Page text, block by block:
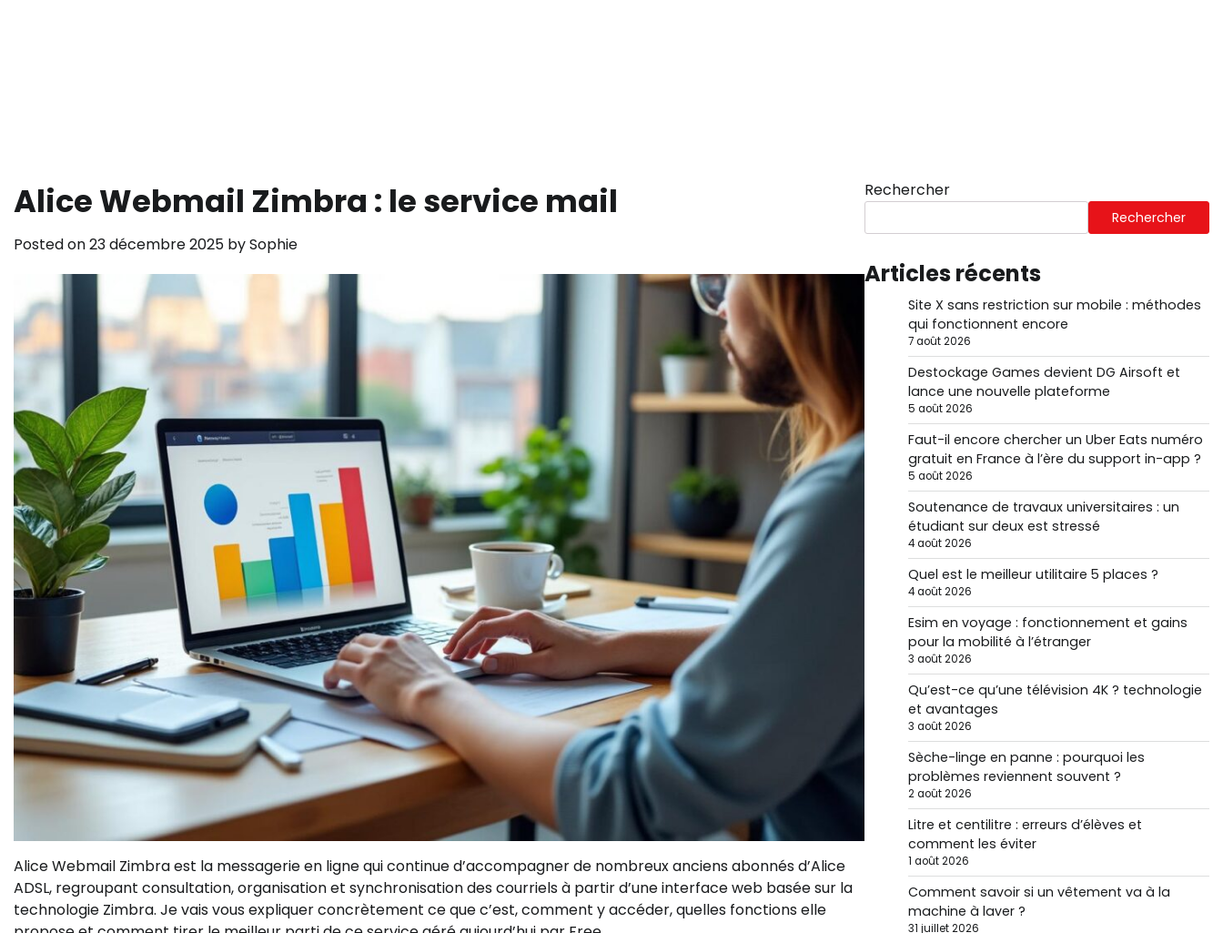
Alice Webmail Zimbra : le service mail
Posted on23 décembre 2025 bySophie
Alice Webmail Zimbra est la messagerie en ligne qui continue d’accompagner de nombreux anciens abonnés d’Alice
ADSL, regroupant consultation, organisation et synchronisation des courriels à partir d’une interface web basée sur la
technologie Zimbra. Je vais vous expliquer concrètement ce que c’est, comment y accéder, quelles fonctions elle
Rechercher
Rechercher
Articles récents
Site X sans restriction sur mobile : méthodes
qui fonctionnent encore
7 août 2026
Destockage Games devient DG Airsoft et
lance une nouvelle plateforme
5 août 2026
Faut-il encore chercher un Uber Eats numéro
gratuit en France à l’ère du support in-app ?
5 août 2026
Soutenance de travaux universitaires : un
étudiant sur deux est stressé
4 août 2026
Quel est le meilleur utilitaire 5 places ?
4 août 2026
Esim en voyage : fonctionnement et gains
pour la mobilité à l’étranger
3 août 2026
Qu’est-ce qu’une télévision 4K ? technologie
et avantages
3 août 2026
Sèche-linge en panne : pourquoi les
problèmes reviennent souvent ?
2 août 2026
Litre et centilitre : erreurs d’élèves et
comment les éviter
1 août 2026
Comment savoir si un vêtement va à la
machine à laver ?
31 juillet 2026